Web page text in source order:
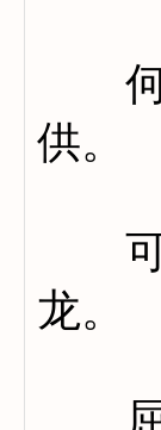
何
供。
可
龙。
屈